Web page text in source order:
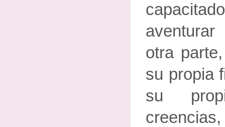
aventurar
otra
su propia
su